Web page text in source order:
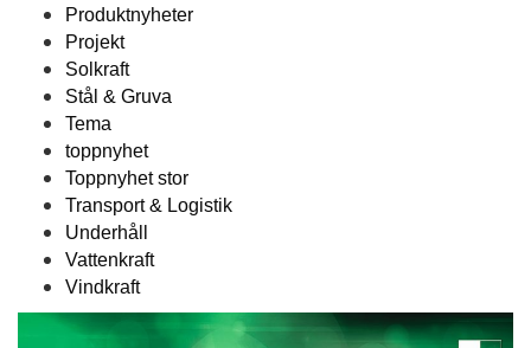
Produktnyheter
Projekt
Solkraft
Stål & Gruva
Tema
toppnyhet
Toppnyhet stor
Transport & Logistik
Underhåll
Vattenkraft
Vindkraft